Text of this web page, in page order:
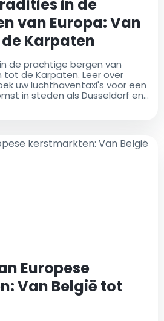
in de
van Europa: Van
Karpaten
de prachtige bergen van
tot de Karpaten. Leer over
uw luchthaventaxi's voor een
in steden als Düsseldorf en
Europese
Van België tot